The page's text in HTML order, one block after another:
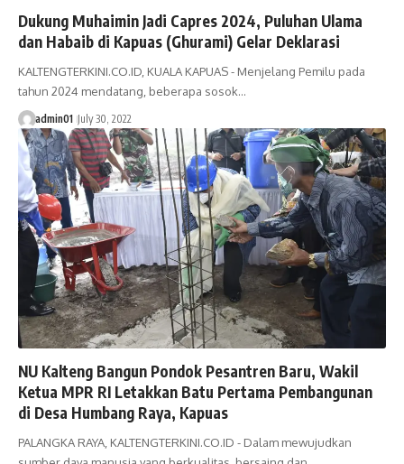
Dukung Muhaimin Jadi Capres 2024, Puluhan Ulama
dan Habaib di Kapuas (Ghurami) Gelar Deklarasi
KALTENGTERKINI.CO.ID, KUALA KAPUAS - Menjelang Pemilu pada
tahun 2024 mendatang, beberapa sosok…
admin01 July 30, 2022
NU Kalteng Bangun Pondok Pesantren Baru, Wakil
Ketua MPR RI Letakkan Batu Pertama Pembangunan
di Desa Humbang Raya, Kapuas
PALANGKA RAYA, KALTENGTERKINI.CO.ID - Dalam mewujudkan